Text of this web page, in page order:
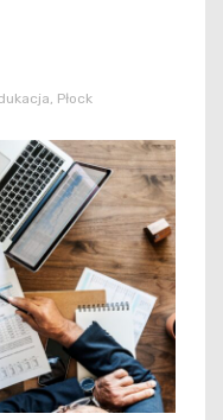
Płock